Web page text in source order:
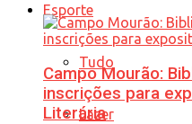
Esporte
Tudo
Lazer
Campo Mourão:
inscrições para
Literária